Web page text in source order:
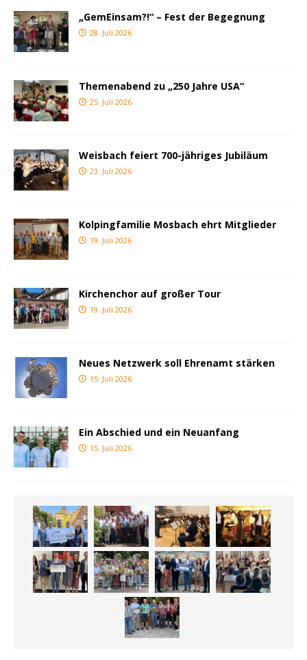
„GemEinsam?!“ – Fest der Begegnung
28. Juli 2026
Themenabend zu „250 Jahre USA“
25. Juli 2026
Weisbach feiert 700-jähriges Jubiläum
23. Juli 2026
Kolpingfamilie Mosbach ehrt Mitglieder
19. Juli 2026
Kirchenchor auf großer Tour
19. Juli 2026
Neues Netzwerk soll Ehrenamt stärken
15. Juli 2026
Ein Abschied und ein Neuanfang
15. Juli 2026